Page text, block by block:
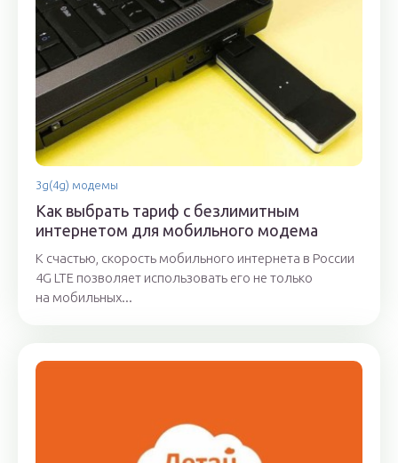
3g(4g) модемы
Как выбрать тариф с безлимитным
интернетом для мобильного модема
К счастью, скорость мобильного интернета в России
4G LTE позволяет использовать его не только
на мобильных...